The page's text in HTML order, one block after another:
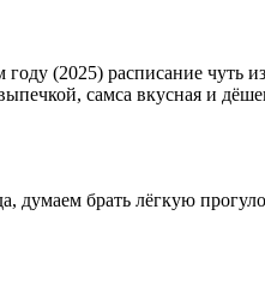
(2025) расписание чуть
самса вкусная и
думаем брать лёгкую